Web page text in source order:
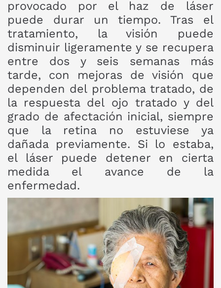
provocado por el haz de láser
puede durar un tiempo. Tras el
tratamiento, la visión puede
disminuir ligeramente y se recupera
entre dos y seis semanas más
tarde, con mejoras de visión que
dependen del problema tratado, de
la respuesta del ojo tratado y del
grado de afectación inicial, siempre
que la retina no estuviese ya
dañada previamente. Si lo estaba,
el láser puede detener en cierta
medida el avance de la
enfermedad.